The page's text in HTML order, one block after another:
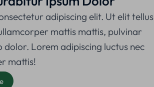
adipiscing elit. Ut elit tellus
mattis mattis, pulvinar
dolor. Lorem adipiscing luctus nec
mattis!